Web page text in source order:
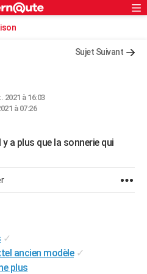
Sujet Suivant
2021 à 16:03
à 07:26
a plus que la sonnerie qui
✓
ancien modèle ✓
plus